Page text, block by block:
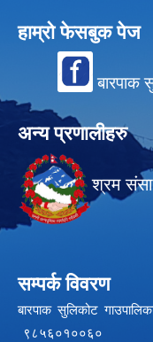
हाम्रो फेसबुक पेज
बारपाक
अन्य प्रणालीहरु
श्रम
सम्पर्क विवरण
बारपाक सुलिकोट